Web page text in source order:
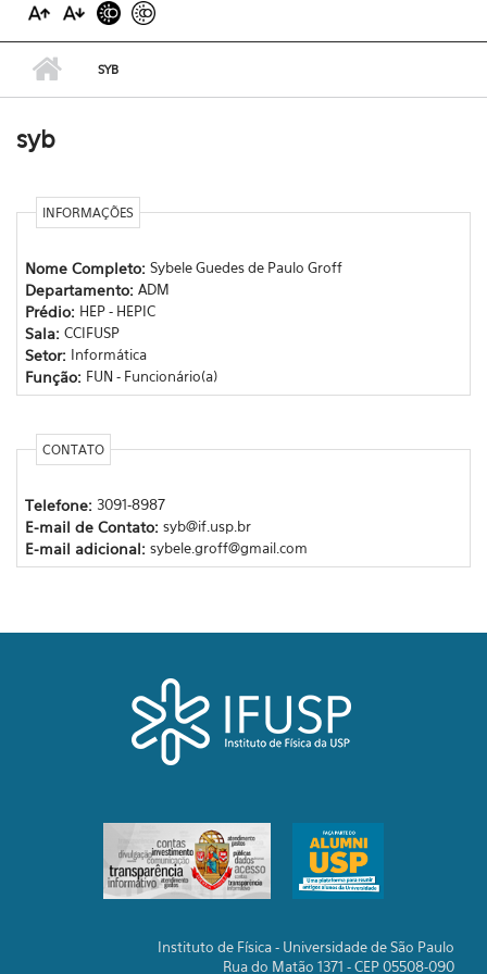
SYB
syb
INFORMAÇÕES
Nome Completo: Sybele Guedes de Paulo Groff
Departamento: ADM
Prédio: HEP - HEPIC
Sala: CCIFUSP
Setor: Informática
Função: FUN - Funcionário(a)
CONTATO
Telefone: 3091-8987
E-mail de Contato: syb@if.usp.br
E-mail adicional: sybele.groff@gmail.com
Instituto de Física - Universidade de São Paulo
Rua do Matão 1371 - CEP 05508-090